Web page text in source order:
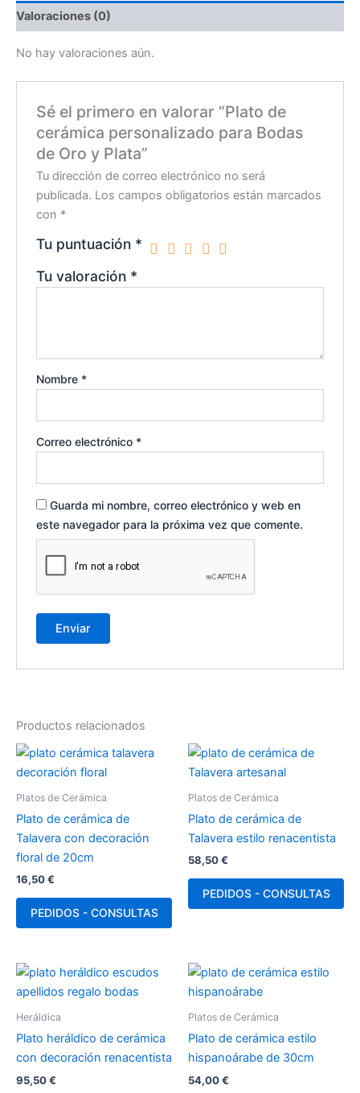
Valoraciones (0)
No hay valoraciones aún.
Sé el primero en valorar “Plato de
cerámica personalizado para Bodas
de Oro y Plata”
Tu dirección de correo electrónico no será
publicada. Los campos obligatorios están marcados
con *
Tu puntuación *
Tu valoración *
Nombre *
Correo electrónico *
Guarda mi nombre, correo electrónico y web en
este navegador para la próxima vez que comente.
Productos relacionados
Platos de Cerámica
Plato de cerámica de
Talavera con decoración
floral de 20cm
16,50€
PEDIDOS - CONSULTAS
Platos de Cerámica
Plato de cerámica de
Talavera estilo renacentista
58,50€
PEDIDOS - CONSULTAS
Heráldica
Plato heráldico de cerámica
con decoración renacentista
95,50€
Platos de Cerámica
Plato de cerámica estilo
hispanoárabe de 30cm
54,00€